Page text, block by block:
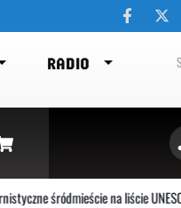
RADIO
śródmieście na liście UNESCO